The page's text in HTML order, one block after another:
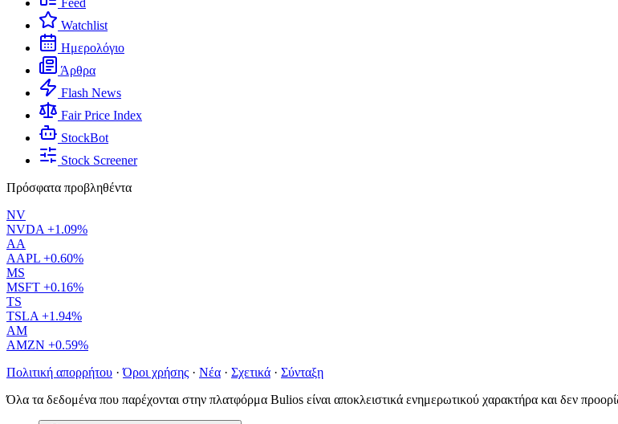
Feed
Watchlist
Ημερολόγιο
Άρθρα
Flash News
Fair Price Index
StockBot
Stock Screener
Πρόσφατα προβληθέντα
NV
NVDA +1.09%
AA
AAPL +0.60%
MS
MSFT +0.16%
TS
TSLA +1.94%
AM
AMZN +0.59%
Πολιτική απορρήτου · Όροι χρήσης · Νέα · Σχετικά · Σύνταξη
Όλα τα δεδομένα που παρέχονται στην πλατφόρμα Bulios είναι αποκλειστικά ενημερωτικού χαρακτήρα και δεν